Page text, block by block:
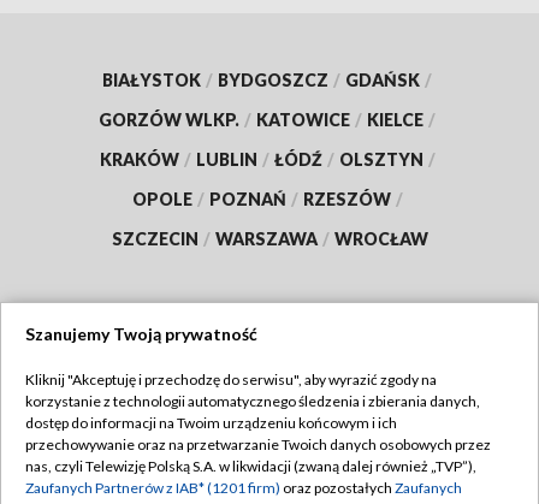
BIAŁYSTOK / BYDGOSZCZ / GDAŃSK /
GORZÓW WLKP. / KATOWICE / KIELCE /
KRAKÓW / LUBLIN / ŁÓDŹ / OLSZTYN /
OPOLE / POZNAŃ / RZESZÓW /
SZCZECIN / WARSZAWA / WROCŁAW
TVP
Abonament TVP
Emisja w TVP
Regulamin TVP
Polityka prywatności
Szanujemy Twoją prywatność
Kliknij "Akceptuję i przechodzę do serwisu", aby wyrazić zgody na
korzystanie z technologii automatycznego śledzenia i zbierania danych,
dostęp do informacji na Twoim urządzeniu końcowym i ich
przechowywanie oraz na przetwarzanie Twoich danych osobowych przez
nas, czyli Telewizję Polską S.A. w likwidacji (zwaną dalej również „TVP”),
Zaufanych Partnerów z IAB* (1201 firm) oraz pozostałych Zaufanych